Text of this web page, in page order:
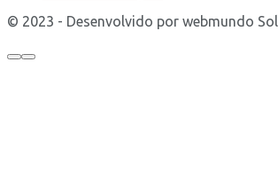
© 2023 - Desenvolvido por webmundo